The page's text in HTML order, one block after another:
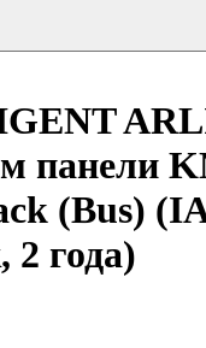
панели
(Bus)
2 года)